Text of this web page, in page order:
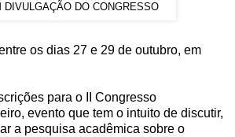
DIVULGAÇÃO DO CONGRESSO
os dias 27 e 29 de outubro, em
para o II Congresso
evento que tem o intuito de discutir,
a pesquisa acadêmica sobre o